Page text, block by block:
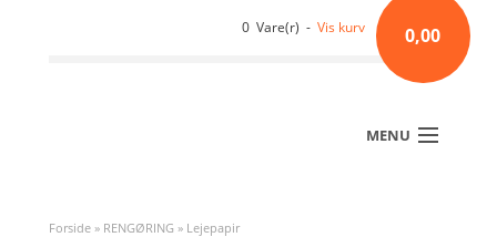
0 Vare(r) -Vis kurv 0,00
MENU
Forside » RENGØRING » Lejepapir